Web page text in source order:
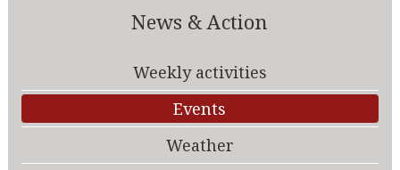
News & Action
Weekly activities
Events
Weather